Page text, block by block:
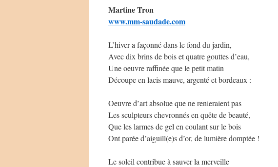
Martine Tron
www.mm-saudade.com
L’hiver a façonné dans le fond du jardin,
Avec dix brins de bois et quatre gouttes d’eau,
Une oeuvre raffinée que le petit matin
Découpe en lacis mauve, argenté et bordeaux :
Oeuvre d’art absolue que ne renieraient pas
Les sculpteurs chevronnés en quête de beauté,
Que les larmes de gel en coulant sur le bois
Ont parée d’aiguill(e)s d’or, de lumière domptée !
Le soleil contribue à sauver la merveille